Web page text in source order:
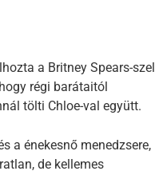
a Britney Spears-szel
régi barátaitól
tölti Chloe-val együtt.
a énekesnő menedzsere,
de kellemes